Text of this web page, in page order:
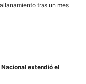
tras un mes